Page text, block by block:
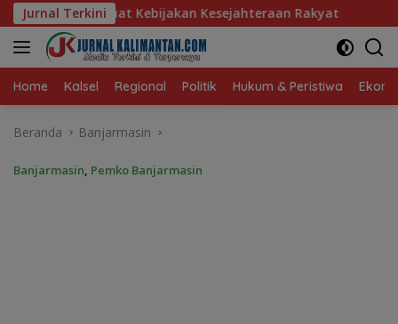
Langsung
ke
konten
Jurnal Terkini
Kesejahteraan Rakyat Baru 10 Persen,
Home Kalsel Regional Politik Hukum & Peristiwa
Beranda Banjarmasin
Banjarmasin, Pemko Banjarmasin